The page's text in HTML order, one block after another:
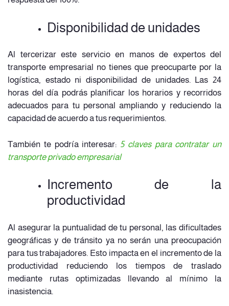
Disponibilidad de unidades
Al tercerizar este servicio en manos de expertos del
transporte empresarial no tienes que preocuparte por la
logística, estado ni disponibilidad de unidades. Las 24
horas del día podrás planificar los horarios y recorridos
adecuados para tu personal ampliando y reduciendo la
capacidad de acuerdo a tus requerimientos.
También te podría interesar: 5 claves para contratar un
transporte privado empresarial
Incremento de la
productividad
Al asegurar la puntualidad de tu personal, las dificultades
geográficas y de tránsito ya no serán una preocupación
para tus trabajadores. Esto impacta en el incremento de la
productividad reduciendo los tiempos de traslado
mediante rutas optimizadas llevando al mínimo la
inasistencia.